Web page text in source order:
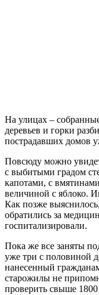
На улицах –
деревьев и горки
пострадавших домов
Повсюду можно
с выбитыми градом
капотами, с
величиной с яблоко.
Как позже
обратились за
госпитализировали.
Пока же все заняты
уже три с половиной
нанесенный
старожилы не
проверить свыше